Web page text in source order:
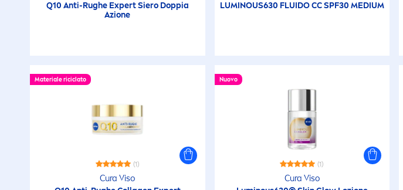
Q10 Anti-Rughe Expert Siero Doppia
Azione
LUMINOUS630 FLUIDO CC SPF30 MEDIUM
Materiale riciclato
(1)
Cura Viso
Nuovo
(1)
Cura Viso